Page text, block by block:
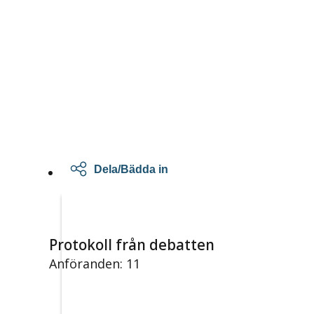
Dela/Bädda in
Protokoll från debatten
Anföranden: 11